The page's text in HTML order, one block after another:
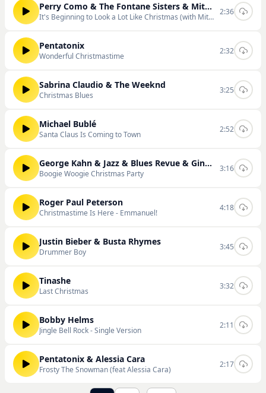
Perry Como & The Fontane Sisters & Mitchell Ayres & His Orchestra
It's Beginning to Look a Lot Like Christmas (with Mitchell Ayres & His Orchestra)
2:36
Pentatonix
Wonderful Christmastime
2:32
Sabrina Claudio & The Weeknd
Christmas Blues
3:25
Michael Bublé
Santa Claus Is Coming to Town
2:52
George Kahn & Jazz & Blues Revue & Gina Saputo & Courtney Lemmon & Crystal Starr
Boogie Woogie Christmas Party
3:16
Roger Paul Peterson
Christmastime Is Here - Emmanuel!
4:18
Justin Bieber & Busta Rhymes
Drummer Boy
3:45
Tinashe
Last Christmas
3:32
Bobby Helms
Jingle Bell Rock - Single Version
2:11
Pentatonix & Alessia Cara
Frosty The Snowman (feat Alessia Cara)
2:17